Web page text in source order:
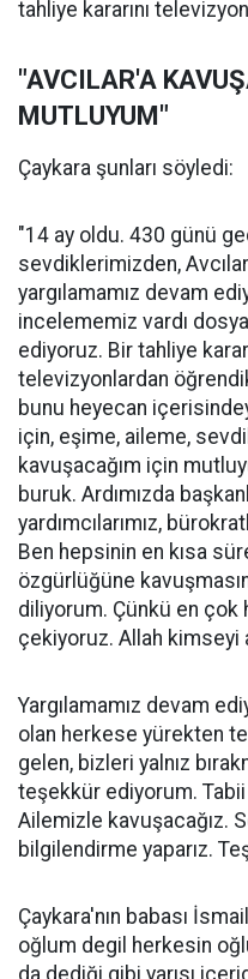
tahliye kararını
"AVCILAR'A
MUTLUYUM"
Çaykara şunları söyledi:
"14 ay oldu. 430 günü
sevdiklerimizden,
yargılamamız devam
incelememiz vardı
ediyoruz. Bir tahliye
televizyonlardan
bunu heyecan
için, eşime, aileme,
kavuşacağım için
buruk. Ardımızda
yardımcılarımız,
Ben hepsinin en kısa
özgürlüğüne
diliyorum. Çünkü en
çekiyoruz. Allah kimseyi
Yargılamamız devam
olan herkese yürekten
gelen, bizleri yalnız
teşekkür ediyorum.
Ailemizle kavuşacağız.
bilgilendirme yaparız.
Çaykara'nın babası
oğlum degil herkesin